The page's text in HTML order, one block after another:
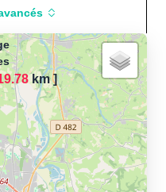
la carte
distance
sportif
Course à
km]